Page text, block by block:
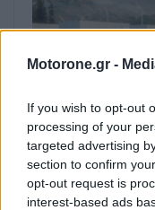
Motorone.gr -
If you wish to opt-out
processing of your
targeted advertising
section to confirm
opt-out request is
interest-based ads
χορήγηση
σύνδεσης 1 GW σε
clusters
φωτοβολταϊκών